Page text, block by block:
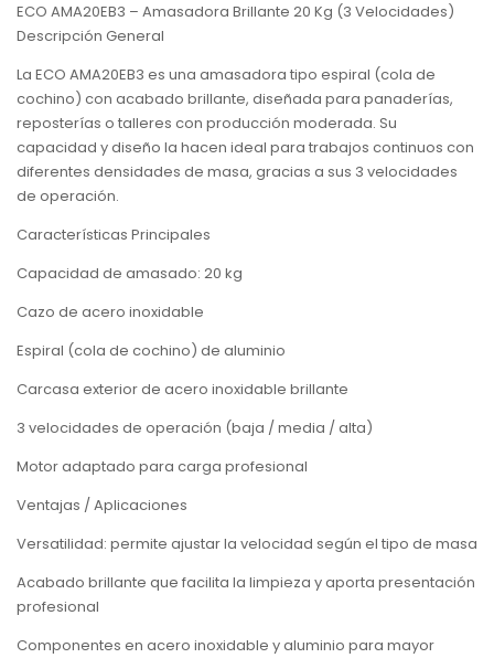
ECO AMA20EB3 – Amasadora Brillante 20 Kg (3 Velocidades)
Descripción General
La ECO AMA20EB3 es una amasadora tipo espiral (cola de
cochino) con acabado brillante, diseñada para panaderías,
reposterías o talleres con producción moderada. Su
capacidad y diseño la hacen ideal para trabajos continuos con
diferentes densidades de masa, gracias a sus 3 velocidades
de operación.
Características Principales
Capacidad de amasado: 20 kg
Cazo de acero inoxidable
Espiral (cola de cochino) de aluminio
Carcasa exterior de acero inoxidable brillante
3 velocidades de operación (baja / media / alta)
Motor adaptado para carga profesional
Ventajas / Aplicaciones
Versatilidad: permite ajustar la velocidad según el tipo de masa
Acabado brillante que facilita la limpieza y aporta presentación
profesional
Componentes en acero inoxidable y aluminio para mayor